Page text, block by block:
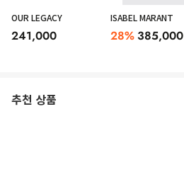
OUR LEGACY
241,000
ISABEL MARANT
28% 385,000
추천 상품